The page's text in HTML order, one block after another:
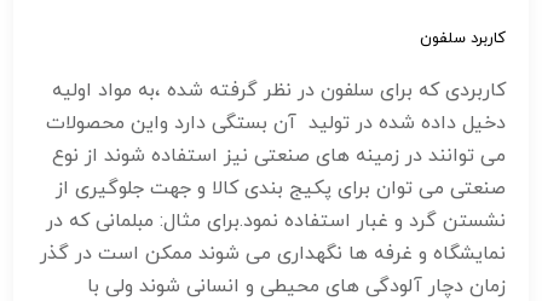
کاربرد سلفون
کاربردی که برای سلفون در نظر گرفته شده ،به مواد اولیه
دخیل داده شده در تولید آن بستگی دارد واین محصولات
می توانند در زمینه های صنعتی نیز استفاده شوند از نوع
صنعتی می توان برای پکیج بندی کالا و جهت جلوگیری از
نشستن گرد و غبار استفاده نمود.برای مثال: مبلمانی که در
نمایشگاه و غرفه ها نگهداری می شوند ممکن است در گذر
زمان دچار آلودگی های محیطی و انسانی شوند ولی با